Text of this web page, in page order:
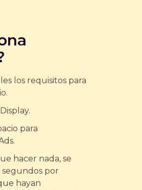
los requisitos para
para
hacer nada, se
segundos por
hayan